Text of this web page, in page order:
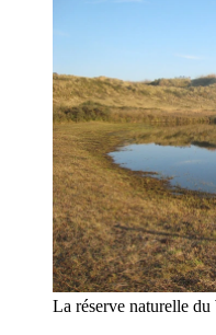
La réserve naturelle du